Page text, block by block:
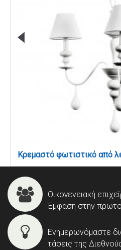
Οικογενειακή
Έμφαση στην
Ενημερωνόμαστε
τάσεις της